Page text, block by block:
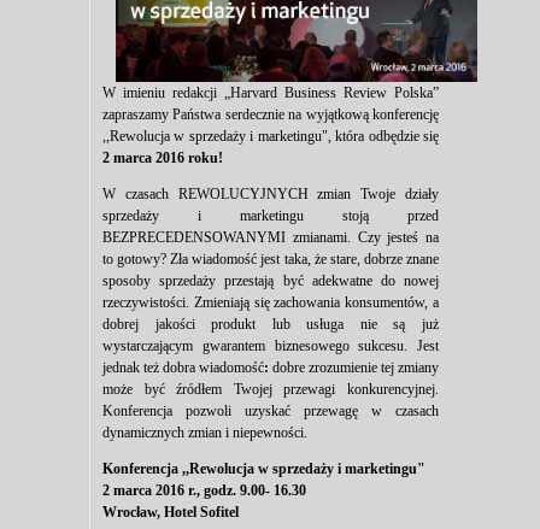
W imieniu redakcji „Harvard Business Review Polska”
zapraszamy Państwa serdecznie na wyjątkową konferencję
,,Rewolucja w sprzedaży i marketingu", która odbędzie się
2 marca 2016 roku!
W czasach REWOLUCYJNYCH zmian Twoje działy
sprzedaży i marketingu stoją przed
BEZPRECEDENSOWANYMI zmianami. Czy jesteś na
to gotowy? Zła wiadomość jest taka, że stare, dobrze znane
sposoby sprzedaży przestają być adekwatne do nowej
rzeczywistości. Zmieniają się zachowania konsumentów, a
dobrej jakości produkt lub usługa nie są już
wystarczającym gwarantem biznesowego sukcesu. Jest
jednak też dobra wiadomość: dobre zrozumienie tej zmiany
może być źródłem Twojej przewagi konkurencyjnej.
Konferencja pozwoli uzyskać przewagę w czasach
dynamicznych zmian i niepewności.
Konferencja ,,Rewolucja w sprzedaży i marketingu"
2 marca 2016 r., godz. 9.00- 16.30
Wrocław, Hotel Sofitel